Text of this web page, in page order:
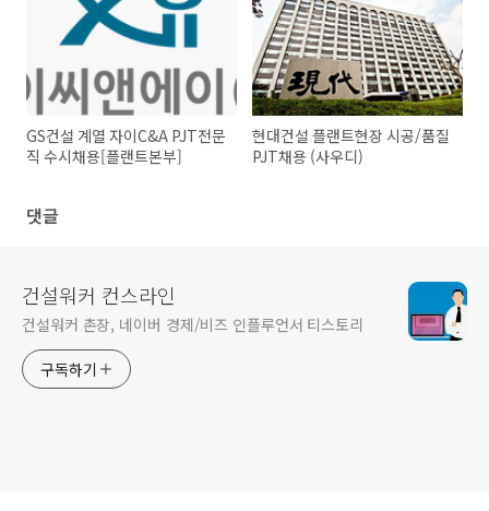
GS건설 계열 자이C&A PJT전문
직 수시채용[플랜트본부]
현대건설 플랜트현장 시공/품질
PJT채용 (사우디)
댓글
건설워커 컨스라인
건설워커 촌장, 네이버 경제/비즈 인플루언서 티스토리
구독하기